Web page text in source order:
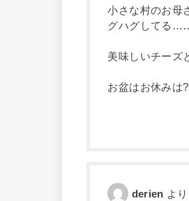
小さな村のお母
グハグしてる
美味しいチーズ
お盆はお休みは
derien よ